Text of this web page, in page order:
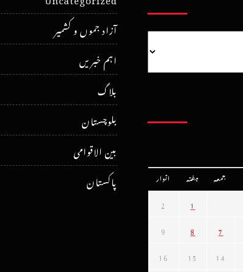
آزاد جموں و کشمیر
اہم خبریں
بلاگ
بلوچستان
بین الاقوامی
پاکستان
جمعہ ہفتہ اتوار
1
2
7
8
9
14
15
16